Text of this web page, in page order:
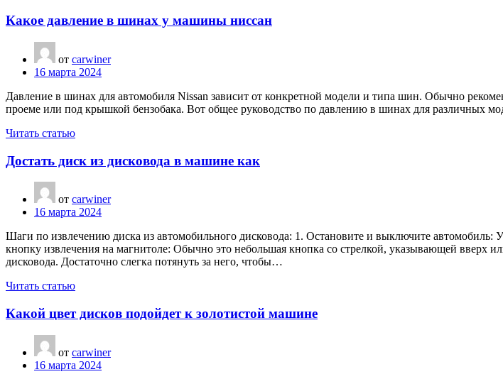
Какое давление в шинах у машины ниссан
от carwiner
16 марта 2024
Давление в шинах для автомобиля Nissan зависит от конкретной модели и типа шин. Обычно
проеме или под крышкой бензобака. Вот общее руководство по давлению в шинах для
Читать статью
Достать диск из дисковода в машине как
от carwiner
16 марта 2024
Шаги по извлечению диска из автомобильного дисковода: 1. Остановите и выключите
кнопку извлечения на магнитоле: Обычно это небольшая кнопка со стрелкой, указывающей вверх
дисковода. Достаточно слегка потянуть за него, чтобы…
Читать статью
Какой цвет дисков подойдет к золотистой машине
от carwiner
16 марта 2024